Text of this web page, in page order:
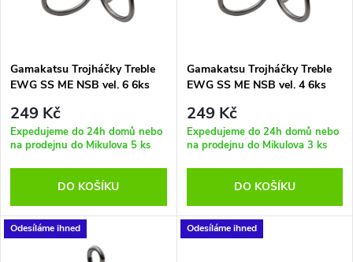
p
r
o
d
u
s
p
r
o
d
Gamakatsu Trojháčky Treble
EWG SS ME NSB vel. 6 6ks
249 Kč
Expedujeme do 24h domů nebo
na prodejnu do Mikulova 5 ks
DO KOŠÍKU
Gamakatsu Trojháčky Treble
EWG SS ME NSB vel. 4 6ks
249 Kč
Expedujeme do 24h domů nebo
na prodejnu do Mikulova 3 ks
DO KOŠÍKU
Odesíláme ihned Odesíláme ihned